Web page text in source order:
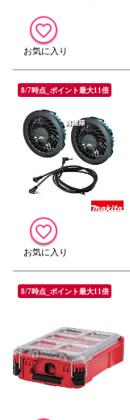
8/7時点_ポイント最大11倍
8/7時点_ポイント最大11倍